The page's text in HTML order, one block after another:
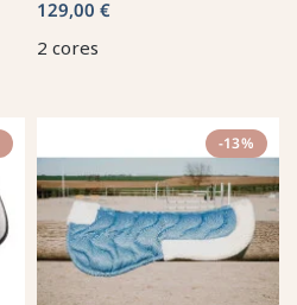
129,00 €
2 cores
-13%